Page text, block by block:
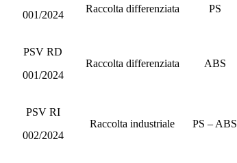
001/2024
Raccolta differenziata PS
PSV RD
001/2024
Raccolta differenziata ABS
PSV RI
002/2024
Raccolta industriale PS – ABS